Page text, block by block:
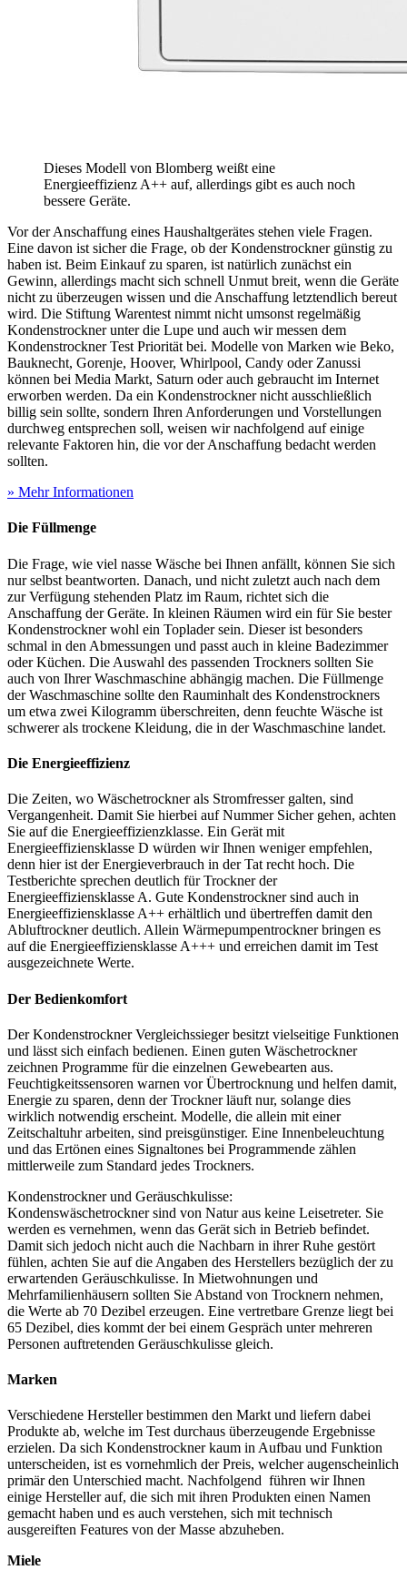
Dieses Modell von Blomberg weißt eine
Energieeffizienz A++ auf, allerdings gibt es auch noch
bessere Geräte.
Vor der Anschaffung eines Haushaltgerätes stehen viele Fragen.
Eine davon ist sicher die Frage, ob der Kondenstrockner günstig zu
haben ist. Beim Einkauf zu sparen, ist natürlich zunächst ein
Gewinn, allerdings macht sich schnell Unmut breit, wenn die Geräte
nicht zu überzeugen wissen und die Anschaffung letztendlich bereut
wird. Die Stiftung Warentest nimmt nicht umsonst regelmäßig
Kondenstrockner unter die Lupe und auch wir messen dem
Kondenstrockner Test Priorität bei. Modelle von Marken wie Beko,
Bauknecht, Gorenje, Hoover, Whirlpool, Candy oder Zanussi
können bei Media Markt, Saturn oder auch gebraucht im Internet
erworben werden. Da ein Kondenstrockner nicht ausschließlich
billig sein sollte, sondern Ihren Anforderungen und Vorstellungen
durchweg entsprechen soll, weisen wir nachfolgend auf einige
relevante Faktoren hin, die vor der Anschaffung bedacht werden
sollten.
» Mehr Informationen
Die Füllmenge
Die Frage, wie viel nasse Wäsche bei Ihnen anfällt, können Sie sich
nur selbst beantworten. Danach, und nicht zuletzt auch nach dem
zur Verfügung stehenden Platz im Raum, richtet sich die
Anschaffung der Geräte. In kleinen Räumen wird ein für Sie bester
Kondenstrockner wohl ein Toplader sein. Dieser ist besonders
schmal in den Abmessungen und passt auch in kleine Badezimmer
oder Küchen. Die Auswahl des passenden Trockners sollten Sie
auch von Ihrer Waschmaschine abhängig machen. Die Füllmenge
der Waschmaschine sollte den Rauminhalt des Kondenstrockners
um etwa zwei Kilogramm überschreiten, denn feuchte Wäsche ist
schwerer als trockene Kleidung, die in der Waschmaschine landet.
Die Energieeffizienz
Die Zeiten, wo Wäschetrockner als Stromfresser galten, sind
Vergangenheit. Damit Sie hierbei auf Nummer Sicher gehen, achten
Sie auf die Energieeffizienzklasse. Ein Gerät mit
Energieeffiziensklasse D würden wir Ihnen weniger empfehlen,
denn hier ist der Energieverbrauch in der Tat recht hoch. Die
Testberichte sprechen deutlich für Trockner der
Energieeffiziensklasse A. Gute Kondenstrockner sind auch in
Energieeffiziensklasse A++ erhältlich und übertreffen damit den
Abluftrockner deutlich. Allein Wärmepumpentrockner bringen es
auf die Energieeffiziensklasse A+++ und erreichen damit im Test
ausgezeichnete Werte.
Der Bedienkomfort
Der Kondenstrockner Vergleichssieger besitzt vielseitige Funktionen
und lässt sich einfach bedienen. Einen guten Wäschetrockner
zeichnen Programme für die einzelnen Gewebearten aus.
Feuchtigkeitssensoren warnen vor Übertrocknung und helfen damit,
Energie zu sparen, denn der Trockner läuft nur, solange dies
wirklich notwendig erscheint. Modelle, die allein mit einer
Zeitschaltuhr arbeiten, sind preisgünstiger. Eine Innenbeleuchtung
und das Ertönen eines Signaltones bei Programmende zählen
mittlerweile zum Standard jedes Trockners.
Kondenstrockner und Geräuschkulisse:
Kondenswäschetrockner sind von Natur aus keine Leisetreter. Sie
werden es vernehmen, wenn das Gerät sich in Betrieb befindet.
Damit sich jedoch nicht auch die Nachbarn in ihrer Ruhe gestört
fühlen, achten Sie auf die Angaben des Herstellers bezüglich der zu
erwartenden Geräuschkulisse. In Mietwohnungen und
Mehrfamilienhäusern sollten Sie Abstand von Trocknern nehmen,
die Werte ab 70 Dezibel erzeugen. Eine vertretbare Grenze liegt bei
65 Dezibel, dies kommt der bei einem Gespräch unter mehreren
Personen auftretenden Geräuschkulisse gleich.
Marken
Verschiedene Hersteller bestimmen den Markt und liefern dabei
Produkte ab, welche im Test durchaus überzeugende Ergebnisse
erzielen. Da sich Kondenstrockner kaum in Aufbau und Funktion
unterscheiden, ist es vornehmlich der Preis, welcher augenscheinlich
primär den Unterschied macht. Nachfolgend führen wir Ihnen
einige Hersteller auf, die sich mit ihren Produkten einen Namen
gemacht haben und es auch verstehen, sich mit technisch
ausgereiften Features von der Masse abzuheben.
Miele